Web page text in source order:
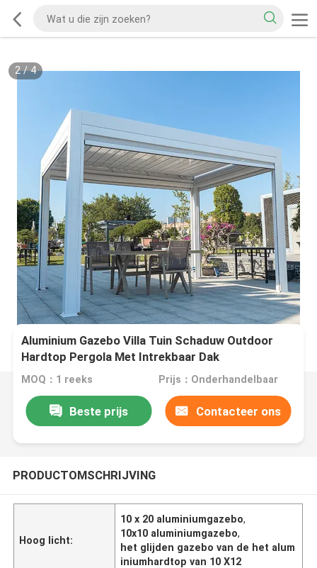
2/4
Aluminium Gazebo Villa Tuin Schaduw Outdoor
Hardtop Pergola Met Intrekbaar Dak
MOQ：1 reeks Prijs：Onderhandelbaar
Beste prijs Contacteer ons
PRODUCTOMSCHRIJVING
Hoog licht:
10 x 20 aluminiumgazebo,
10x10 aluminiumgazebo,
het glijden gazebo van de het alum
iniumhardtop van 10 X12